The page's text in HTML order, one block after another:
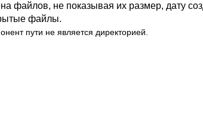
файлов, не показывая их размер, дату
файлы.
пути не является директорией.